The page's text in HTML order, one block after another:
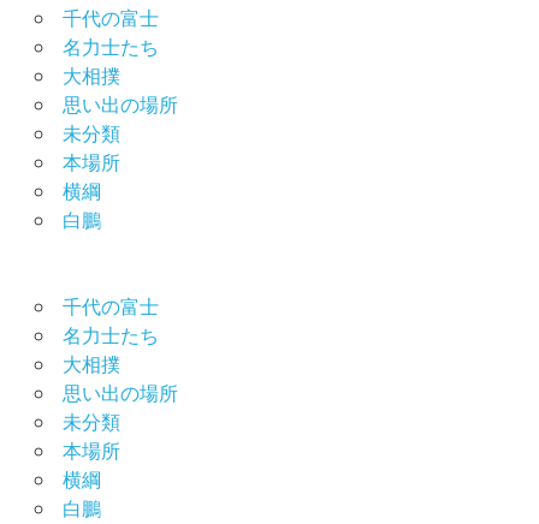
千代の富士
名力士たち
大相撲
思い出の場所
未分類
本場所
横綱
白鵬
千代の富士
名力士たち
大相撲
思い出の場所
未分類
本場所
横綱
白鵬